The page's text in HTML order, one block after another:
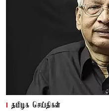
தமிழக செய்திகள்